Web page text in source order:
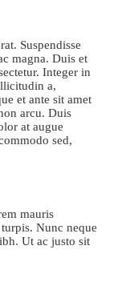
Suspendisse
magna. Duis et
Integer in
a,
et ante sit amet
arcu. Duis
at augue
sed,
mauris
Nunc neque
Ut ac justo sit